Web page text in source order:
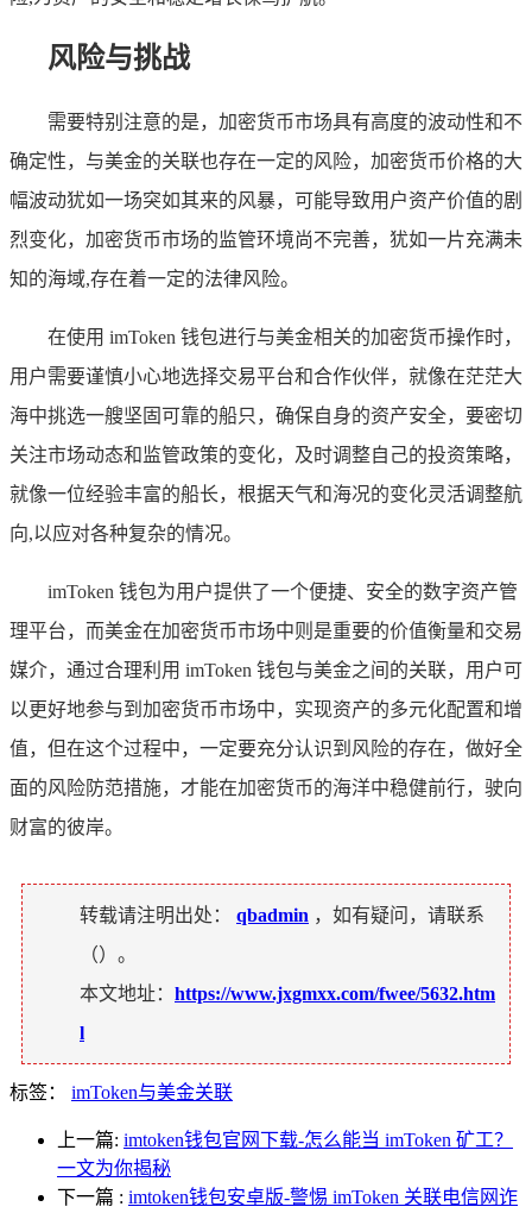
风险与挑战
需要特别注意的是，加密货币市场具有高度的波动性和不
确定性，与美金的关联也存在一定的风险，加密货币价格的大
幅波动犹如一场突如其来的风暴，可能导致用户资产价值的剧
烈变化，加密货币市场的监管环境尚不完善，犹如一片充满未
知的海域,存在着一定的法律风险。
在使用 imToken 钱包进行与美金相关的加密货币操作时，
用户需要谨慎小心地选择交易平台和合作伙伴，就像在茫茫大
海中挑选一艘坚固可靠的船只，确保自身的资产安全，要密切
关注市场动态和监管政策的变化，及时调整自己的投资策略，
就像一位经验丰富的船长，根据天气和海况的变化灵活调整航
向,以应对各种复杂的情况。
imToken 钱包为用户提供了一个便捷、安全的数字资产管
理平台，而美金在加密货币市场中则是重要的价值衡量和交易
媒介，通过合理利用 imToken 钱包与美金之间的关联，用户可
以更好地参与到加密货币市场中，实现资产的多元化配置和增
值，但在这个过程中，一定要充分认识到风险的存在，做好全
面的风险防范措施，才能在加密货币的海洋中稳健前行，驶向
财富的彼岸。
转载请注明出处： qbadmin ，如有疑问，请联系
（）。
本文地址： https://www.jxgmxx.com/fwee/5632.htm
l
标签： imToken与美金关联
上一篇: imtoken钱包官网下载-怎么能当 imToken 矿工？
一文为你揭秘
下一篇 : imtoken钱包安卓版-警惕 imToken 关联电信网诈